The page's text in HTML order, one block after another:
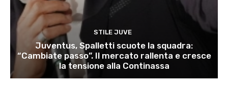
STILE JUVE
Juventus, Spalletti scuote la squadra:
“Cambiate passo”. Il mercato rallenta e cresce
la tensione alla Continassa